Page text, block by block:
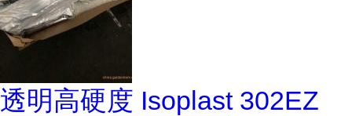
透明高硬度 Isoplast 302EZ